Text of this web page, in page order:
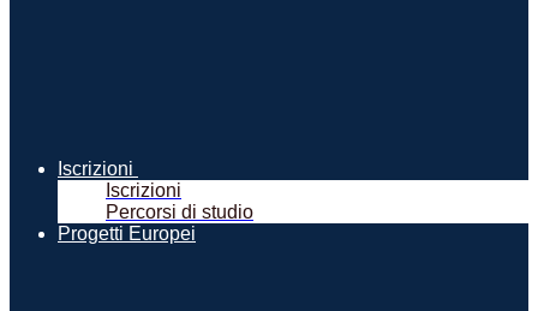
Iscrizioni
Iscrizioni
Percorsi di studio
Progetti Europei